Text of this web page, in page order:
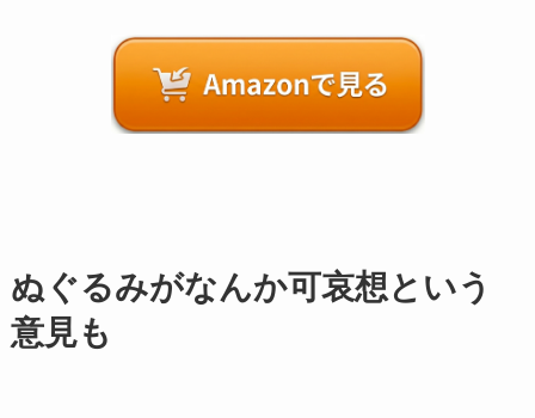
ぬぐるみがなんか可哀想という
意見も